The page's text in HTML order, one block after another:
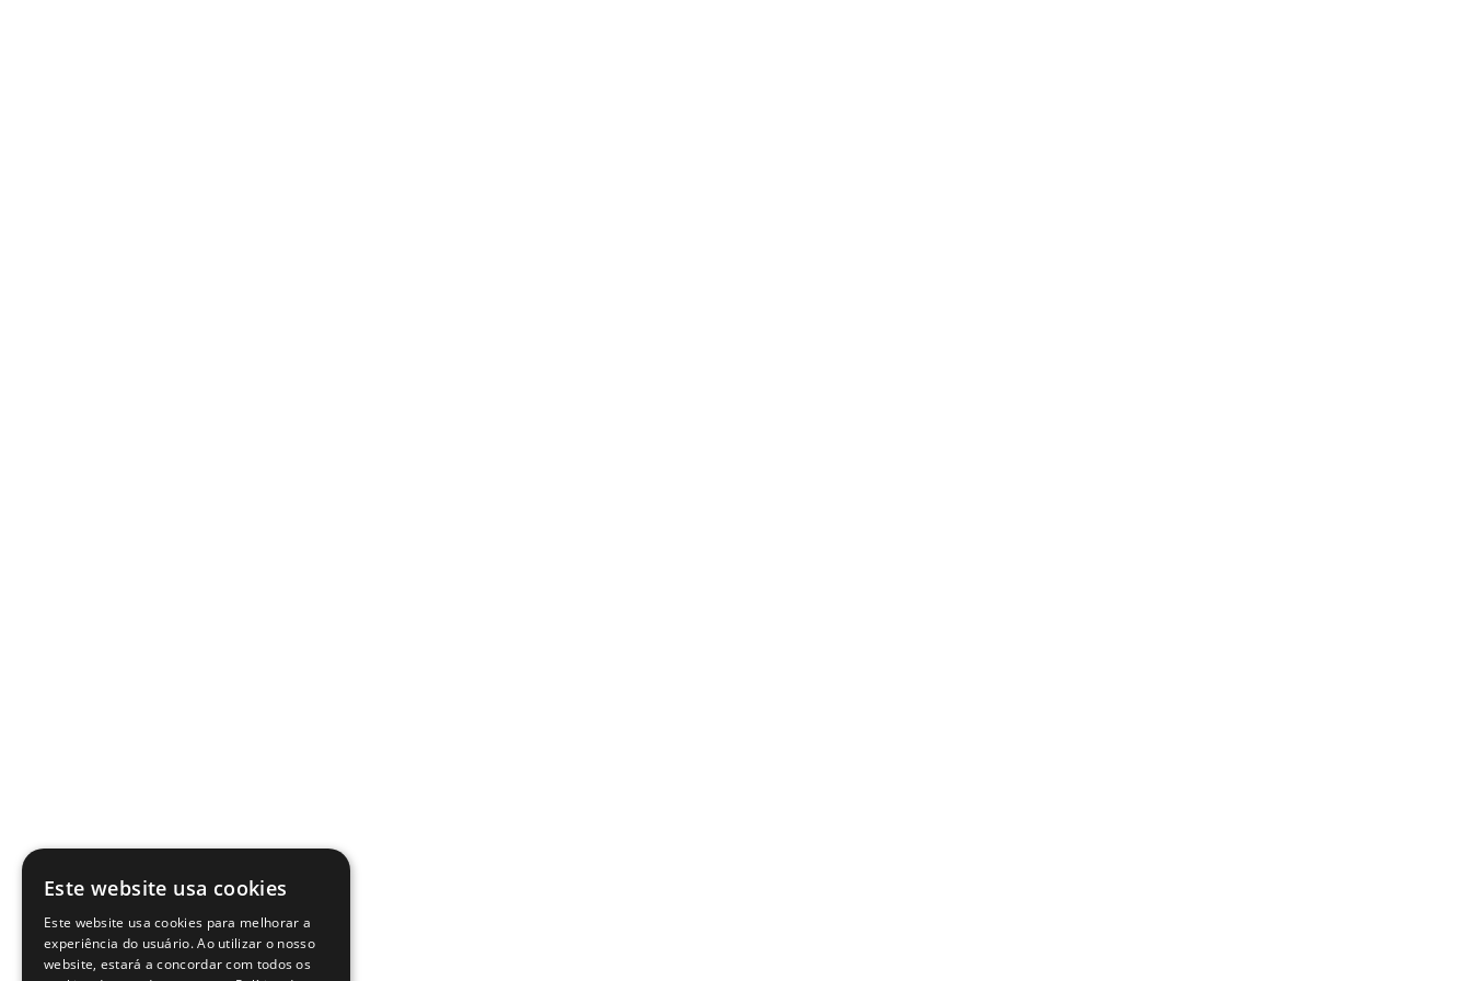
Este website usa cookies
Este website usa cookies para melhorar a
experiência do usuário. Ao utilizar o nosso
website, estará a concordar com todos os